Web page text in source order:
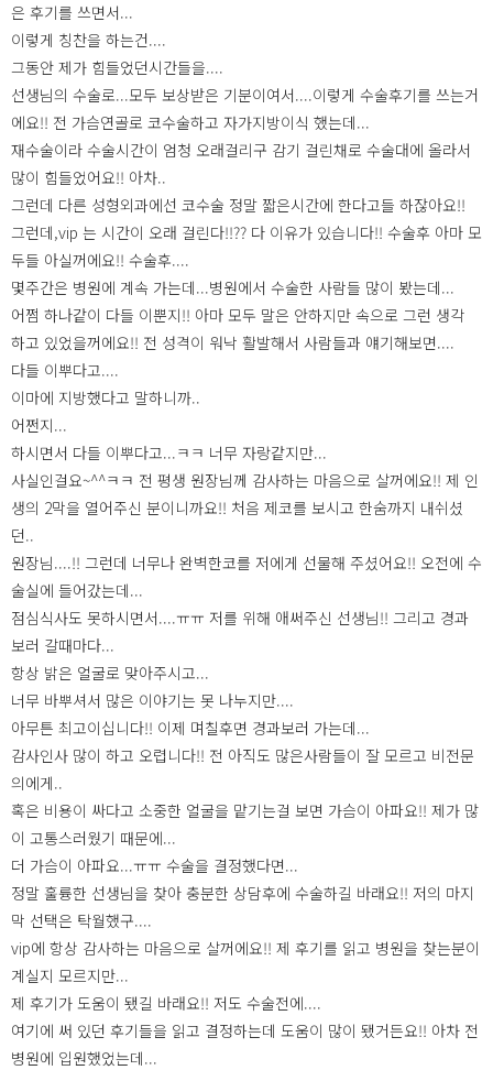
은 후기를 쓰면서...
이렇게 칭찬을 하는건....
그동안 제가 힘들었던시간들을....
선생님의 수술로...모두 보상받은 기분이여서....이렇게 수술후기를 쓰는거
에요!! 전 가슴연골로 코수술하고 자가지방이식 했는데...
재수술이라 수술시간이 엄청 오래걸리구 감기 걸린채로 수술대에 올라서
많이 힘들었어요!! 아차..
그런데 다른 성형외과에선 코수술 정말 짧은시간에 한다고들 하잖아요!!
그런데,vip 는 시간이 오래 걸린다!!?? 다 이유가 있습니다!! 수술후 아마 모
두들 아실꺼에요!! 수술후....
몇주간은 병원에 계속 가는데...병원에서 수술한 사람들 많이 봤는데...
어쩜 하나같이 다들 이뿐지!! 아마 모두 말은 안하지만 속으로 그런 생각
하고 있었을꺼에요!! 전 성격이 워낙 활발해서 사람들과 얘기해보면....
다들 이뿌다고....
이마에 지방했다고 말하니까..
어쩐지...
하시면서 다들 이뿌다고...ㅋㅋ 너무 자랑같지만...
사실인걸요~^^ㅋㅋ 전 평생 원장님께 감사하는 마음으로 살꺼에요!! 제 인
생의 2막을 열어주신 분이니까요!! 처음 제코를 보시고 한숨까지 내쉬셨
던..
원장님....!! 그런데 너무나 완벽한코를 저에게 선물해 주셨어요!! 오전에 수
술실에 들어갔는데...
점심식사도 못하시면서....ㅠㅠ 저를 위해 애써주신 선생님!! 그리고 경과
보러 갈때마다...
항상 밝은 얼굴로 맞아주시고...
너무 바뿌셔서 많은 이야기는 못 나누지만....
아무튼 최고이십니다!! 이제 며칠후면 경과보러 가는데...
감사인사 많이 하고 오렵니다!! 전 아직도 많은사람들이 잘 모르고 비전문
의에게..
혹은 비용이 싸다고 소중한 얼굴을 맡기는걸 보면 가슴이 아파요!! 제가 많
이 고통스러웠기 때문에...
더 가슴이 아파요...ㅠㅠ 수술을 결정했다면...
정말 훌륭한 선생님을 찾아 충분한 상담후에 수술하길 바래요!! 저의 마지
막 선택은 탁월했구....
vip에 항상 감사하는 마음으로 살꺼에요!! 제 후기를 읽고 병원을 찾는분이
계실지 모르지만...
제 후기가 도움이 됐길 바래요!! 저도 수술전에....
여기에 써 있던 후기들을 읽고 결정하는데 도움이 많이 됐거든요!! 아차 전
병원에 입원했었는데...